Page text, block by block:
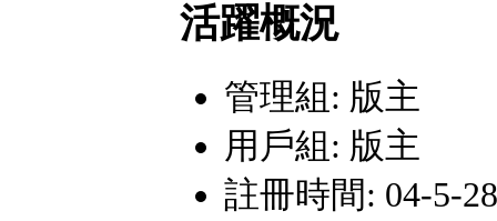
活躍概況
管理組: 版主
用戶組: 版主
註冊時間: 04-5-